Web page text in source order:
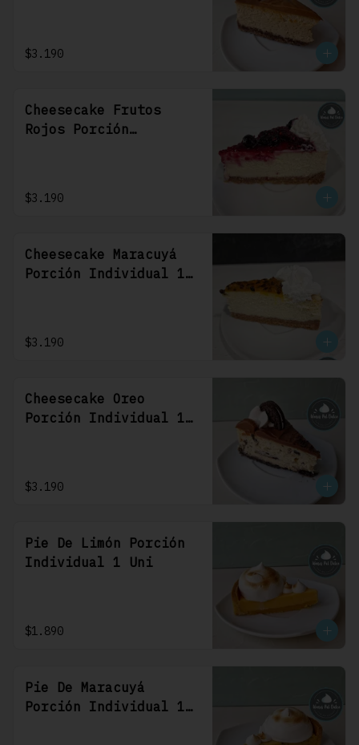
$3.190
Cheesecake Frutos
Rojos Porción
$3.190
Cheesecake Maracuyá
Porción Individual 1
$3.190
Cheesecake Oreo
Porción Individual 1
$3.190
Pie De Limón Porción
Individual 1 Uni
$1.890
Pie De Maracuyá
Porción Individual 1